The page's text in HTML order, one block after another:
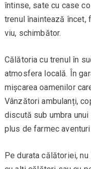
întinse, sate cu case
trenul înaintează încet,
viu, schimbător.
Călătoria cu trenul în
atmosfera locală. În
mișcarea oamenilor
Vânzători ambulanți,
discută sub umbra
plus de farmec
Pe durata călătoriei,